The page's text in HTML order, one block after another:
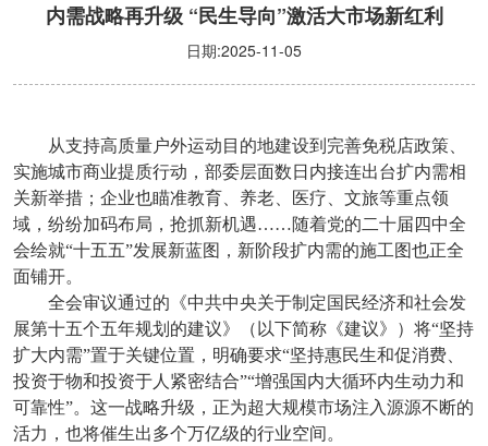
内需战略再升级 “民生导向”激活大市场新红利
日期:2025-11-05
从支持高质量户外运动目的地建设到完善免税店政策、
实施城市商业提质行动，部委层面数日内接连出台扩内需相
关新举措；企业也瞄准教育、养老、医疗、文旅等重点领
域，纷纷加码布局，抢抓新机遇……随着党的二十届四中全
会绘就“十五五”发展新蓝图，新阶段扩内需的施工图也正全
面铺开。
全会审议通过的《中共中央关于制定国民经济和社会发
展第十五个五年规划的建议》（以下简称《建议》）将“坚持
扩大内需”置于关键位置，明确要求“坚持惠民生和促消费、
投资于物和投资于人紧密结合”“增强国内大循环内生动力和
可靠性”。这一战略升级，正为超大规模市场注入源源不断的
活力，也将催生出多个万亿级的行业空间。